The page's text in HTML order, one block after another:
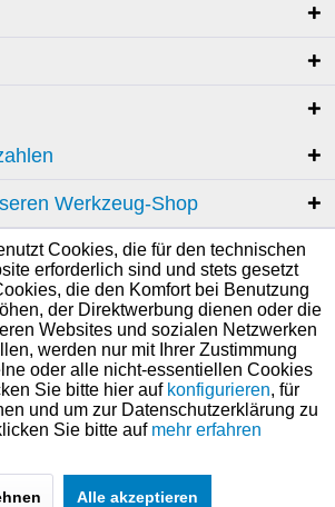
Werkzeug-Shop
Cookies, die für den technischen
erforderlich sind und stets gesetzt
die den Komfort bei Benutzung
der Direktwerbung dienen oder die
Websites und sozialen Netzwerken
werden nur mit Ihrer Zustimmung
oder alle nicht-essentiellen Cookies
Sie bitte hier auf konfigurieren, für
und um zur Datenschutzerklärung zu
Sie bitte auf mehr erfahren
Alle akzeptieren